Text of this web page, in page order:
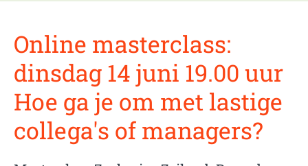
Online masterclass:
dinsdag 14 juni 19.00 uur
Hoe ga je om met lastige
collega's of managers?